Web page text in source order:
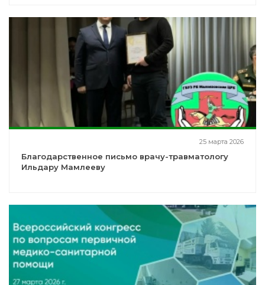
25 марта 2026
Благодарственное письмо врачу-травматологу
Ильдару Мамлееву